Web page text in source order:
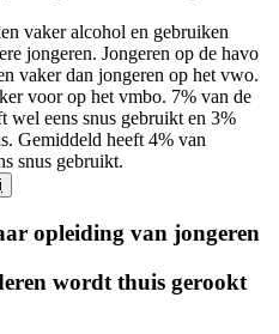
vaker alcohol en gebruiken
jongeren. Jongeren op de havo
vaker dan jongeren op het vwo.
voor op het vmbo. 7% van de
wel eens snus gebruikt en 3%
Gemiddeld heeft 4% van
snus gebruikt.
i
opleiding van jongeren
wordt thuis gerookt